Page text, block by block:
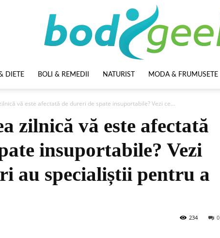
DIETE BOLI & REMEDII NATURIST MODA & FRUMUSETE
vă este afectată de dureri de spate insuportabile? Vezi ce...
zilnică vă este afectată
insuportabile? Vezi
au specialiștii pentru a
0
234